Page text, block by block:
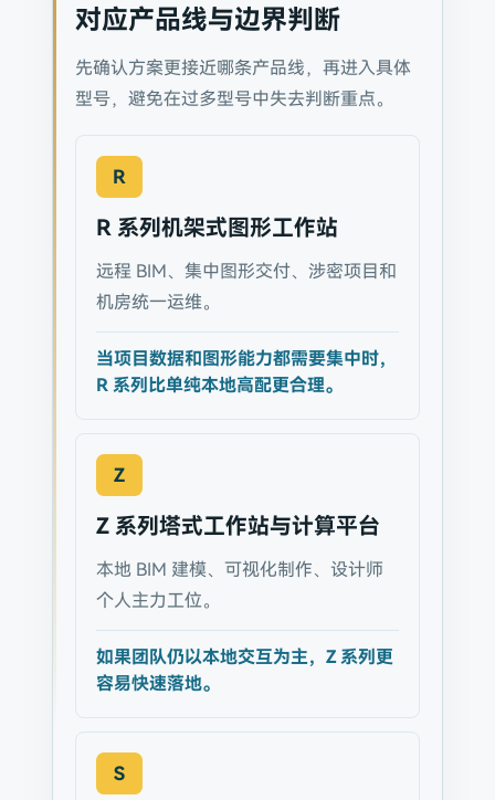
对应产品线与边界判断
先确认方案更接近哪条产品线，再进入具体
型号，避免在过多型号中失去判断重点。
R
R 系列机架式图形工作站
远程 BIM、集中图形交付、涉密项目和
机房统一运维。
当项目数据和图形能力都需要集中时，
R 系列比单纯本地高配更合理。
Z
Z 系列塔式工作站与计算平台
本地 BIM 建模、可视化制作、设计师
个人主力工位。
如果团队仍以本地交互为主，Z 系列更
容易快速落地。
S